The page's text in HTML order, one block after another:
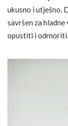
ukusno i utješno.
savršen za
opustiti i odmoriti.